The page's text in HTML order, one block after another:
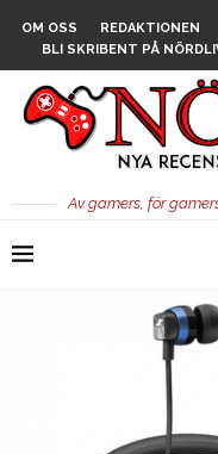
OM OSS REDAKTIONEN
BLI SKRIBENT PÅ
Av gamers, för